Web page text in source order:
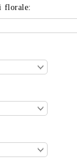
florale: